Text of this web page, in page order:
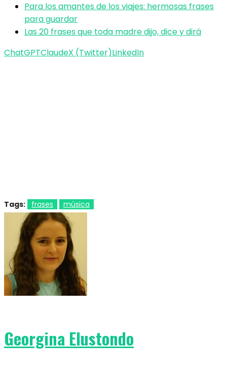
Para los amantes de los viajes: hermosas frases
para guardar
Las 20 frases que toda madre dijo, dice y dirá
ChatGPTClaudeX (Twitter)LinkedIn
Tags: frases música
Georgina Elustondo